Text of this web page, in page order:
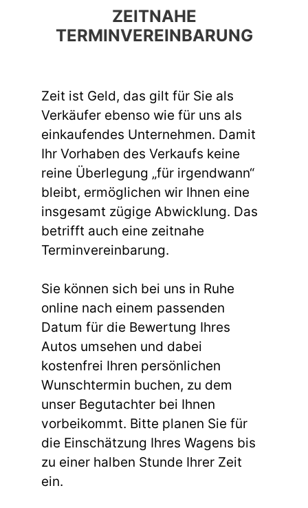
ZEITNAHE
TERMINVEREINBARUNG
Zeit ist Geld, das gilt für Sie als
Verkäufer ebenso wie für uns als
einkaufendes Unternehmen. Damit
Ihr Vorhaben des Verkaufs keine
reine Überlegung „für irgendwann“
bleibt, ermöglichen wir Ihnen eine
insgesamt zügige Abwicklung. Das
betrifft auch eine zeitnahe
Terminvereinbarung.
Sie können sich bei uns in Ruhe
online nach einem passenden
Datum für die Bewertung Ihres
Autos umsehen und dabei
kostenfrei Ihren persönlichen
Wunschtermin buchen, zu dem
unser Begutachter bei Ihnen
vorbeikommt. Bitte planen Sie für
die Einschätzung Ihres Wagens bis
zu einer halben Stunde Ihrer Zeit
ein.